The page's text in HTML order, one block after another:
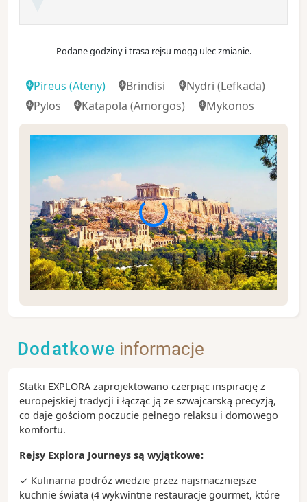
Podane godziny i trasa rejsu mogą ulec zmianie.
Pireus (Ateny) Brindisi Nydri (Lefkada)
Pylos
Katapola (Amorgos) Mykonos
Pireus jest jednym z największych portów na Morzu
Aten. Oczywiście, bliskość stolicy Grecji stanowi
statkach wycieczkowych.
Zobacz koniecznie:
- mistyczny Akropol, najsłynniejszy starożytny
- położona u stóp Akropolu dzielnica Plaka wraz z
- plac Monastiraki
- Narodowe Muzeum Archeologiczne
Dodatkowe informacje
Statki EXPLORA zaprojektowano czerpiąc inspirację z
europejskiej tradycji i łącząc ją ze szwajcarską precyzją,
co daje gościom poczucie pełnego relaksu i domowego
komfortu.
Rejsy Explora Journeys są wyjątkowe:
✓ Kulinarna podróż wiedzie przez najsmaczniejsze
kuchnie świata (4 wykwintne restauracje gourmet, które